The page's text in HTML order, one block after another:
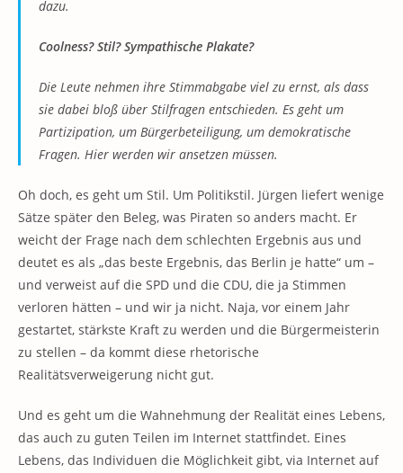
dazu.
Coolness? Stil? Sympathische Plakate?
Die Leute nehmen ihre Stimmabgabe viel zu ernst, als dass
sie dabei bloß über Stilfragen entschieden. Es geht um
Partizipation, um Bürgerbeteiligung, um demokratische
Fragen. Hier werden wir ansetzen müssen.
Oh doch, es geht um Stil. Um Politikstil. Jürgen liefert wenige
Sätze später den Beleg, was Piraten so anders macht. Er
weicht der Frage nach dem schlechten Ergebnis aus und
deutet es als „das beste Ergebnis, das Berlin je hatte“ um –
und verweist auf die SPD und die CDU, die ja Stimmen
verloren hätten – und wir ja nicht. Naja, vor einem Jahr
gestartet, stärkste Kraft zu werden und die Bürgermeisterin
zu stellen – da kommt diese rhetorische
Realitätsverweigerung nicht gut.
Und es geht um die Wahnehmung der Realität eines Lebens,
das auch zu guten Teilen im Internet stattfindet. Eines
Lebens, das Individuen die Möglichkeit gibt, via Internet auf